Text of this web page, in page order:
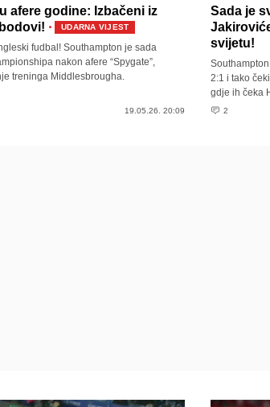
afere godine: Izbačeni iz
· UDARNA VIJEST
fudbal! Southampton je sada
nakon afere “Spygate”,
treninga Middlesbrougha.
19.05.26. 20:09
Sada je
svijetu!
2:1 i tako
gdje ih čeka
2